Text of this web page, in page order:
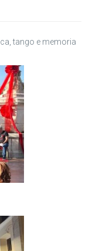
tango e memoria